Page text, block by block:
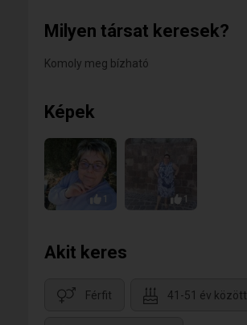
Milyen társat keresek?
Komoly meg bízható
Képek
1
Akit keres
Férfit 41-51 év között